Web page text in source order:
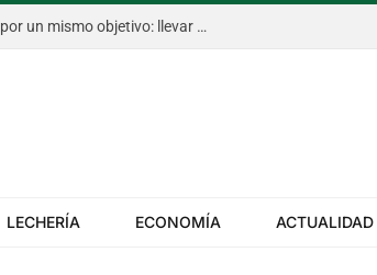
El Congreso Aapresid, con cinco países por un mismo objetivo: llevar más rápido la innovación al campo
LECHERÍA ECONOMÍA ACTUALIDAD